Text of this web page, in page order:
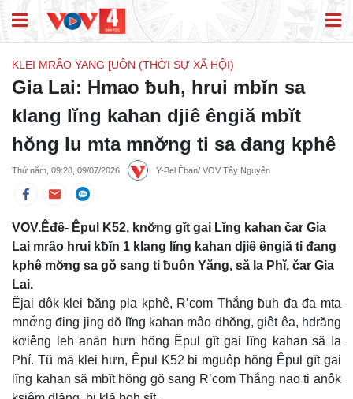
KLEI MRÂO YANG [UÔN (THỜI SỰ XÃ HỘI)
Gia Lai: Hmao ƀuh, hrui mbĭn sa
klang lĭng kahan djiê êngiă mbĭt
hŏng lu mta mnơ̆ng ti sa đang kphê
Thứ năm, 09:28, 09/07/2026 Y-Ƀel Êban/ VOV Tây Nguyên
VOV.Êđê- Êpul K52, knơ̆ng gĭt gai Lĭng kahan čar Gia
Lai mrâo hrui kƀĭn 1 klang lĭng kahan djiê êngiă ti đang
kphê mơ̆ng sa gŏ sang ti ƀuôn Yăng, să Ia Phĭ, čar Gia
Lai.
Êjai dôk klei ƀăng pla kphê, R’com Thắng ƀuh đa đa mta
mnơ̆ng đing jing dŏ lĭng kahan mâo dhŏng, giêt êa, hdrăng
kơiêng leh anăn hưn hŏng Êpul gĭt gai lĭng kahan să Ia
Phí. Tŭ mă klei hưn, Êpul K52 bi mguôp hŏng Êpul gĭt gai
lĭng kahan să mbĭt hŏng gŏ sang R’com Thắng nao ti anôk